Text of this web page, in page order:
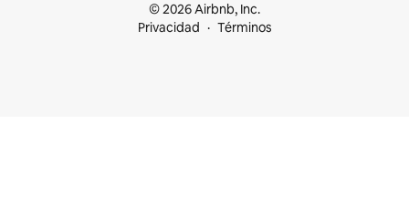
© 2026 Airbnb, Inc.
Privacidad
Términos